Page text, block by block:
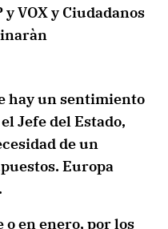
VOX y Ciudadanos
hay un sentimiento
Jefe del Estado,
de un
Europa
en enero, por los